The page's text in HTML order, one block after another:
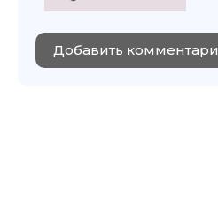
Добавить